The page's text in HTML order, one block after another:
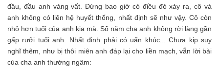
đầu, đầu anh váng vất. Đừng bao giờ có điều đó xảy ra, cô và
anh không có liên hệ huyết thống, nhất định sẽ như vậy. Cô còn
nhỏ hơn tuổi của anh kia mà. Số năm cha anh không rời làng gần
gấp rưỡi tuổi anh. Nhất định phải có uẩn khúc... Chưa kịp suy
nghĩ thêm, như bị thôi miên anh đáp lại cho liền mạch, vẫn lời bài
của cha anh thường ngâm: